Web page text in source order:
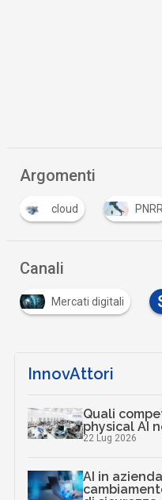
Argomenti
cloud PNRR
Canali
Mercati digitali
InnovAttori
Quali
physical AI
22 Lug 2026
AI in